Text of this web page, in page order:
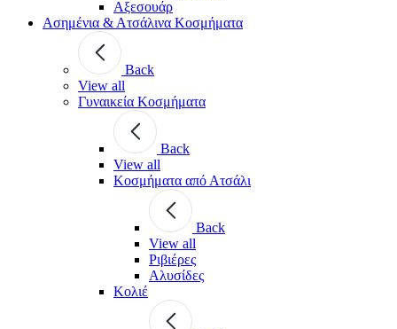
Αξεσουάρ
Ασημένια & Ατσάλινα Κοσμήματα
Back
View all
Γυναικεία Κοσμήματα
Back
View all
Κοσμήματα από Ατσάλι
Back
View all
Ριβιέρες
Αλυσίδες
Κολιέ